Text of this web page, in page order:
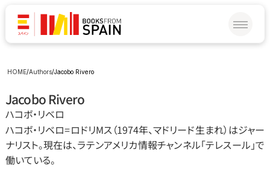
HOME/Authors/Jacobo Rivero
Jacobo Rivero
ハコボ‧リベロ
ハコボ‧リベロ=ロドリMス（1974年、マドリード生まれ）はジャー
ナリスト。現在は、ラテンアメリカ情報チャンネル「テレスール」で
働いている。